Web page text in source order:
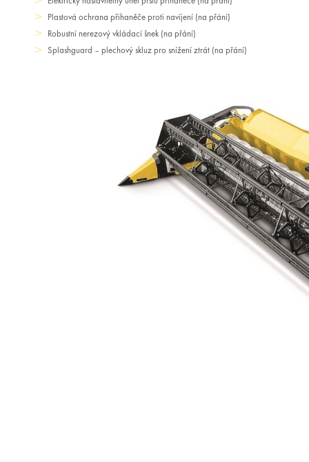
Plastová ochrana přihaněče proti navíjení (na přání)
Robustní nerezový vkládací šnek (na přání)
Splashguard – plechový skluz pro snížení ztrát (na přání)